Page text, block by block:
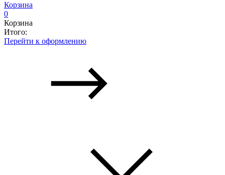
Корзина
0
Корзина
Итого:
Перейти к оформлению